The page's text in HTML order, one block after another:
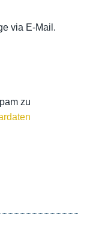
via E-Mail.
zu